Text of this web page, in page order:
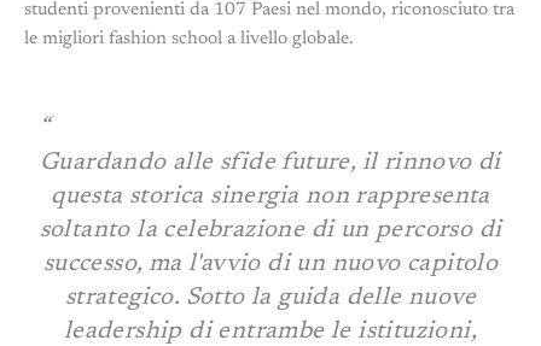
studenti provenienti da 107 Paesi nel mondo, riconosciuto tra
le migliori fashion school a livello globale.
Guardando alle sfide future, il rinnovo di
questa storica sinergia non rappresenta
soltanto la celebrazione di un percorso di
successo, ma l'avvio di un nuovo capitolo
strategico. Sotto la guida delle nuove
leadership di entrambe le istituzioni,